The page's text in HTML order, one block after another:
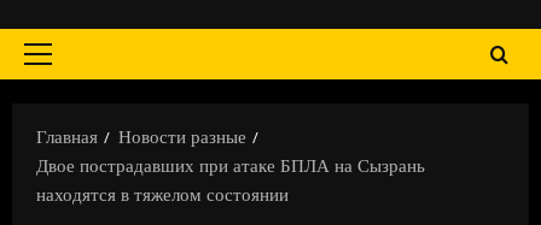
Основное
Главная
Новости разные
Двое пострадавших при атаке БПЛА на Сызрань
находятся в тяжелом состоянии